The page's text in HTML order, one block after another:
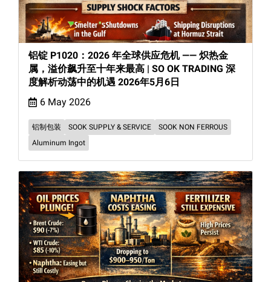
铝锭 P1020：2026 年全球供应危机 —— 炽热金
属，溢价飙升至十年来最高 | SO OK TRADING 深
度解析动荡中的机遇 2026年5月6日
6 May 2026
铝制包装 SOOK SUPPLY & SERVICE
SOOK NON FERROUS
Aluminum Ingot